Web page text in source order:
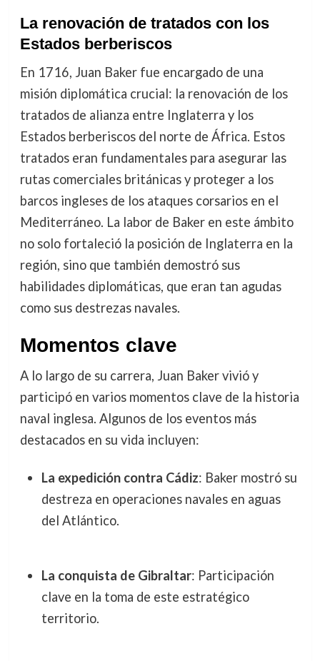
La renovación de tratados con los
Estados berberiscos
En 1716, Juan Baker fue encargado de una
misión diplomática crucial: la renovación de los
tratados de alianza entre Inglaterra y los
Estados berberiscos del norte de África. Estos
tratados eran fundamentales para asegurar las
rutas comerciales británicas y proteger a los
barcos ingleses de los ataques corsarios en el
Mediterráneo. La labor de Baker en este ámbito
no solo fortaleció la posición de Inglaterra en la
región, sino que también demostró sus
habilidades diplomáticas, que eran tan agudas
como sus destrezas navales.
Momentos clave
A lo largo de su carrera, Juan Baker vivió y
participó en varios momentos clave de la historia
naval inglesa. Algunos de los eventos más
destacados en su vida incluyen:
La expedición contra Cádiz: Baker mostró su
destreza en operaciones navales en aguas
del Atlántico.
La conquista de Gibraltar: Participación
clave en la toma de este estratégico
territorio.